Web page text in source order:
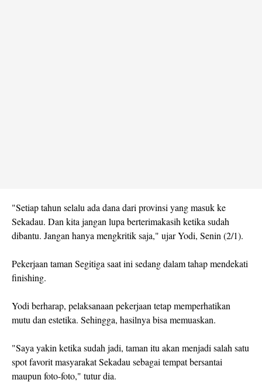
"Setiap tahun selalu ada dana dari provinsi yang masuk ke
Sekadau. Dan kita jangan lupa berterimakasih ketika sudah
dibantu. Jangan hanya mengkritik saja," ujar Yodi, Senin (2/1).
Pekerjaan taman Segitiga saat ini sedang dalam tahap mendekati
finishing.
Yodi berharap, pelaksanaan pekerjaan tetap memperhatikan
mutu dan estetika. Sehingga, hasilnya bisa memuaskan.
"Saya yakin ketika sudah jadi, taman itu akan menjadi salah satu
spot favorit masyarakat Sekadau sebagai tempat bersantai
maupun foto-foto," tutur dia.